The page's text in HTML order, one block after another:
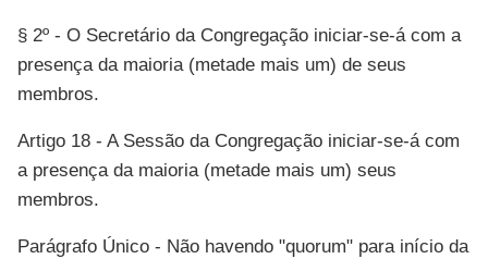
§ 2º - O Secretário da Congregação iniciar-se-á com a
presença da maioria (metade mais um) de seus
membros.
Artigo 18 - A Sessão da Congregação iniciar-se-á com
a presença da maioria (metade mais um) seus
membros.
Parágrafo Único - Não havendo "quorum" para início da